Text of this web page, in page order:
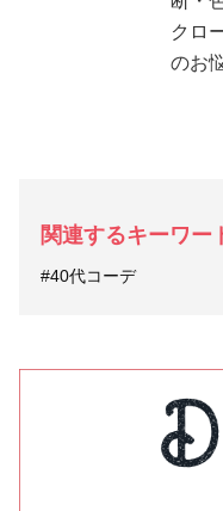
クロ
のお
関連するキーワー
#40代コーデ